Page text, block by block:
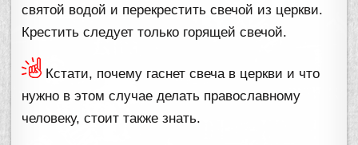
святой водой и перекрестить свечой из церкви.
Крестить следует только горящей свечой.
Кстати, почему гаснет свеча в церкви и что
нужно в этом случае делать православному
человеку, стоит также знать.